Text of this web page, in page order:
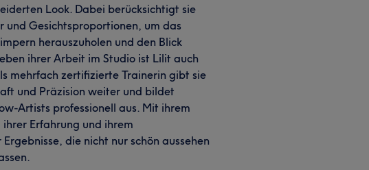
Look. Dabei berücksichtigt sie
Gesichtsproportionen, um das
herauszuholen und den Blick
ihrer Arbeit im Studio ist Lilit auch
mehrfach zertifizierte Trainerin gibt sie
und Präzision weiter und bildet
Artists professionell aus. Mit ihrem
Erfahrung und ihrem
die nicht nur schön aussehen